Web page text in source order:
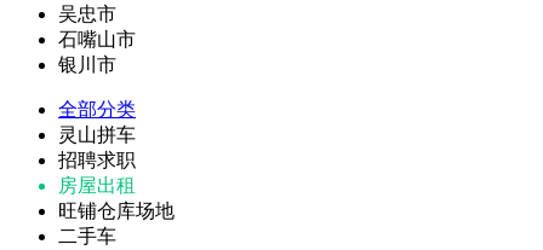
吴忠市
石嘴山市
银川市
全部分类
灵山拼车
招聘求职
房屋出租
旺铺仓库场地
二手车